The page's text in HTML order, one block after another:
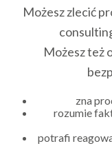
Możesz zlecić
Możesz też
zna
rozumie
potrafi